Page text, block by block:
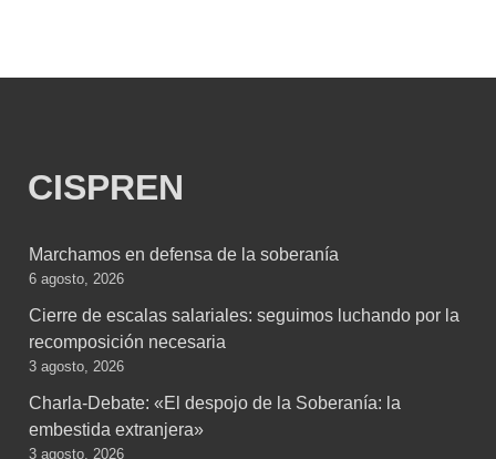
CISPREN
Marchamos en defensa de la soberanía
6 agosto, 2026
Cierre de escalas salariales: seguimos luchando por la
recomposición necesaria
3 agosto, 2026
Charla-Debate: «El despojo de la Soberanía: la
embestida extranjera»
3 agosto, 2026